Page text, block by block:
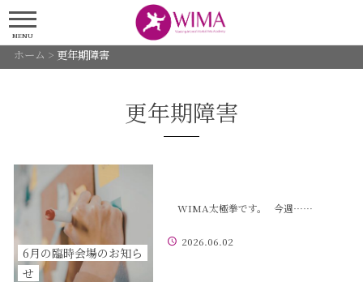
MENU
ホーム > 更年期障害
更年期障害
6月の臨時会場のお知ら
せ
WIMA太極拳です。 今週……
2026.06.02